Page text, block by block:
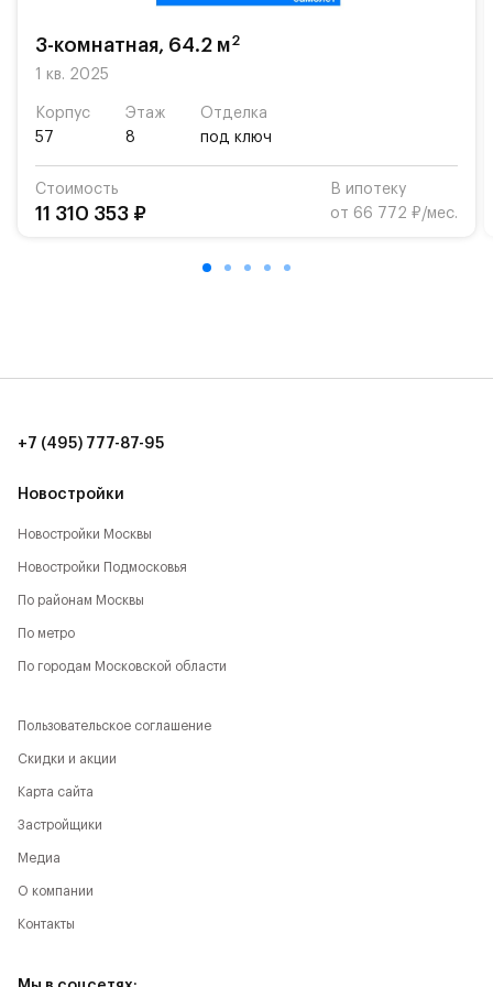
На территории квартала возведут детский сад и
возможность посещения частной гимназии
«Жуковка».
Для автомобилистов — закрытые озеленённые
парковки.
Территория квартала приватная, въезд
осуществляется по пропускам.#yan19-2r1489557#
3-комнатная, 64.2 м2
1 кв. 2025
Корпус
57
Этаж
8
Отделка
под ключ
Стоимость
11 310 353 ₽
В ипотеку
от 66 772 ₽/мес.
Новостройки
Новостройки Москвы
Новостройки Подмосковья
По районам Москвы
По метро
По городам Московской области
+7 (495) 777-87-95
Пользовательское соглашение
Скидки и акции
Карта сайта
Застройщики
Медиа
О компании
Контакты